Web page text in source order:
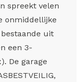
spreekt velen
onmiddellijke
uit
een 3-
De garage